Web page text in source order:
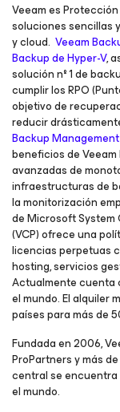
Veeam es
soluciones sencillas
y cloud. Veeam
Backup de Hyper-V,
solución nº 1 de
cumplir los RPO
objetivo de
reducir
Backup
beneficios de
avanzadas de
infraestructuras de
la monitorización
de Microsoft System
(VCP) ofrece una
licencias perpetuas
hosting, servicios
Actualmente cuenta
el mundo. El alquiler
países para más de
Fundada en 2006,
ProPartners y más
central se encuentra
el mundo.